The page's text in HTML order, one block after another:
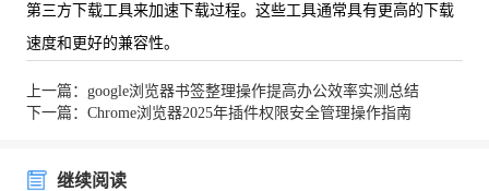
第三方下载工具来加速下载过程。这些工具通常具有更高的下载
速度和更好的兼容性。
上一篇：google浏览器书签整理操作提高办公效率实测总结
下一篇：Chrome浏览器2025年插件权限安全管理操作指南
继续阅读